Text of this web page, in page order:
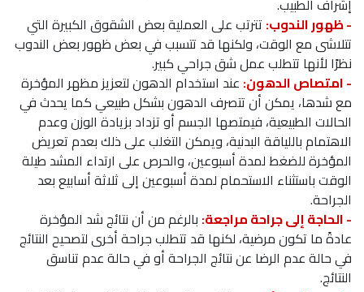
إشراف الطبيب.
- ظهور الندوب: تترتب على العملية بعض الشقوق الكبيرة التي
تتلاشى مع الوقت، ولكنها قد تتسبب في بعض ظهور بعض الندوب
نظرًا لأنها تتطلب عمل شق جراحي كبير.
- امتصاص الدهون: عند استخدام الدهون لتعزيز مظهر المؤخرة
مع شدها، يمكن أن تتصرف الدهون بشكل طبيعي كما يحدث في
الحالات الطبيعية، فيمتصها الجسم أو تزداد بزيادة الوزن وعدم
الاهتمام باللياقة البدنية، ويمكن التغلب على ذلك بعدم تعريض
المؤخرة للضغط لمدة أسبوعين، والحرص على ارتداء المشد طيلة
الوقت باستثناء الاستحمام لمدة أسبوعين إلى ثلاثة أسابيع بعد
الجراحة.
- الحاجة إلى جراحة مراجعة: بالرغم من أن نتائج شد المؤخرة
عادةً ما تكون مرضية، لكنها قد تتطلب جراحة أخرى لتصحيح النتائج
في حالة عدم الرضا عن نتائج الجراحة أو في حالة عدم تناسق
النتائج.